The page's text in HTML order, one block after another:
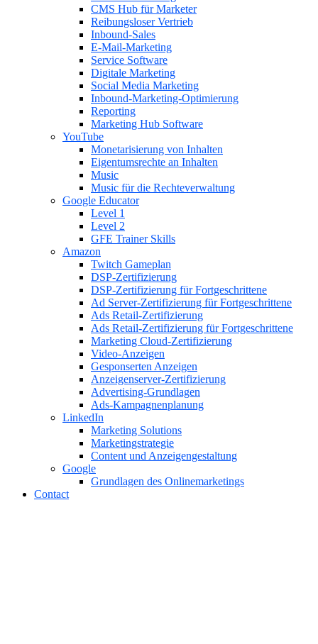
CMS Hub für Marketer
Reibungsloser Vertrieb
Inbound-Sales
E-Mail-Marketing
Service Software
Digitale Marketing
Social Media Marketing
Inbound-Marketing-Optimierung
Reporting
Marketing Hub Software
YouTube
Monetarisierung von Inhalten
Eigentumsrechte an Inhalten
Music
Music für die Rechteverwaltung
Google Educator
Level 1
Level 2
GFE Trainer Skills
Amazon
Twitch Gameplan
DSP-Zertifizierung
DSP-Zertifizierung für Fortgeschrittene
Ad Server-Zertifizierung für Fortgeschrittene
Ads Retail-Zertifizierung
Ads Retail-Zertifizierung für Fortgeschrittene
Marketing Cloud-Zertifizierung
Video-Anzeigen
Gesponserten Anzeigen
Anzeigenserver-Zertifizierung
Advertising-Grundlagen
Ads-Kampagnenplanung
LinkedIn
Marketing Solutions
Marketingstrategie
Content und Anzeigengestaltung
Google
Grundlagen des Onlinemarketings
Contact